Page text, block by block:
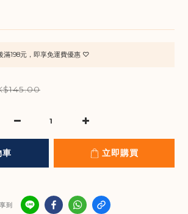
滿198元，即享免運費優惠 ♡
車 立即購買
到